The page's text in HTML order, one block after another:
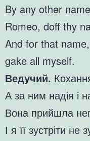
By any other
Romeo, doff thy
And for that
gake all myself.
Ведучий.
А за ним надія і
Вона прийшла
І я її зустріти не